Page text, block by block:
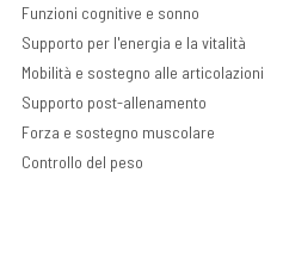
Funzioni cognitive e sonno
Supporto per l'energia e la vitalità
Mobilità e sostegno alle articolazioni
Supporto post-allenamento
Forza e sostegno muscolare
Controllo del peso